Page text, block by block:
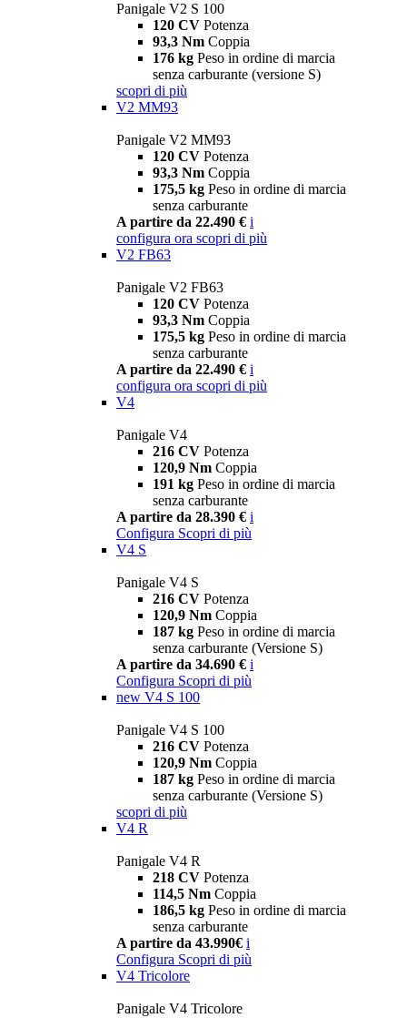
Panigale V2 S 100
120 CV Potenza
93,3 Nm Coppia
176 kg Peso in ordine di marcia
senza carburante (versione S)
scopri di più
V2 MM93
Panigale V2 MM93
120 CV Potenza
93,3 Nm Coppia
175,5 kg Peso in ordine di marcia
senza carburante
A partire da 22.490 € i
configura ora scopri di più
V2 FB63
Panigale V2 FB63
120 CV Potenza
93,3 Nm Coppia
175,5 kg Peso in ordine di marcia
senza carburante
A partire da 22.490 € i
configura ora scopri di più
V4
Panigale V4
216 CV Potenza
120,9 Nm Coppia
191 kg Peso in ordine di marcia
senza carburante
A partire da 28.390 € i
Configura Scopri di più
V4 S
Panigale V4 S
216 CV Potenza
120,9 Nm Coppia
187 kg Peso in ordine di marcia
senza carburante (Versione S)
A partire da 34.690 € i
Configura Scopri di più
new V4 S 100
Panigale V4 S 100
216 CV Potenza
120,9 Nm Coppia
187 kg Peso in ordine di marcia
senza carburante (Versione S)
scopri di più
V4 R
Panigale V4 R
218 CV Potenza
114,5 Nm Coppia
186,5 kg Peso in ordine di marcia
senza carburante
A partire da 43.990€ i
Configura Scopri di più
V4 Tricolore
Panigale V4 Tricolore